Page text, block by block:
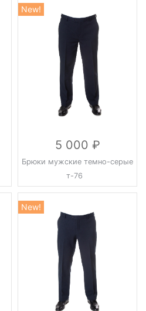
New!
5 000
Брюки мужские темно-серые
т-76
New!